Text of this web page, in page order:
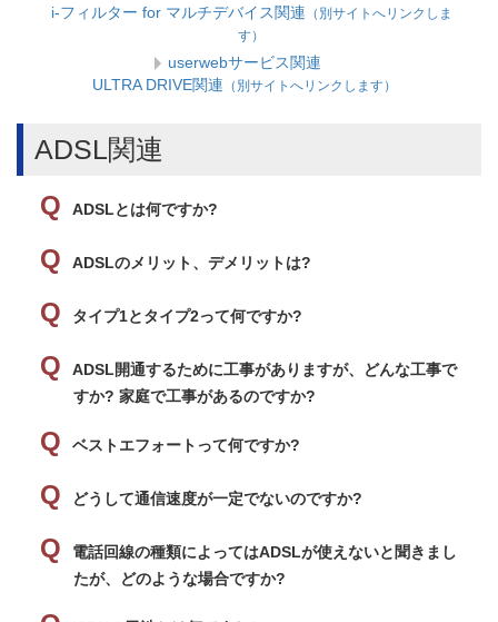
i-フィルター for マルチデバイス関連 （別サイトへリンクしま
す）
userwebサービス関連
ULTRA DRIVE関連 （別サイトへリンクします）
ADSL関連
ADSLとは何ですか?
ADSLのメリット、デメリットは?
タイプ1とタイプ2って何ですか?
ADSL開通するために工事がありますが、どんな工事で
すか? 家庭で工事があるのですか?
ベストエフォートって何ですか?
どうして通信速度が一定でないのですか?
電話回線の種類によってはADSLが使えないと聞きまし
たが、どのような場合ですか?